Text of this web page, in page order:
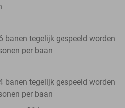
banen tegelijk gespeeld worden
per baan
banen tegelijk gespeeld worden
per baan